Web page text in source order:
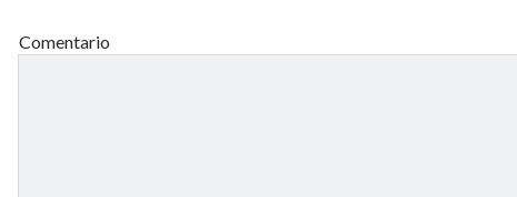
Comentario